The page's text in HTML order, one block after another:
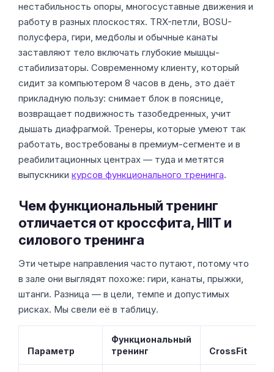
нестабильность опоры, многосуставные движения и
работу в разных плоскостях. TRX-петли, BOSU-
полусфера, гири, медболы и обычные канаты
заставляют тело включать глубокие мышцы-
стабилизаторы. Современному клиенту, который
сидит за компьютером 8 часов в день, это даёт
прикладную пользу: снимает блок в пояснице,
возвращает подвижность тазобедренных, учит
дышать диафрагмой. Тренеры, которые умеют так
работать, востребованы в премиум-сегменте и в
реабилитационных центрах — туда и метятся
выпускники курсов функционального тренинга.
Чем функциональный тренинг
отличается от кроссфита, HIIT и
силового тренинга
Эти четыре направления часто путают, потому что
в зале они выглядят похоже: гири, канаты, прыжки,
штанги. Разница — в цели, темпе и допустимых
рисках. Мы свели её в таблицу.
Параметр
Функциональный
тренинг
CrossFit